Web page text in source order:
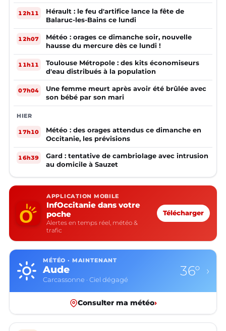
12h11
Hérault : le feu d'artifice lance la fête de
Balaruc-les-Bains ce lundi
12h07
Météo : orages ce dimanche soir, nouvelle
hausse du mercure dès ce lundi !
11h11
Toulouse Métropole : des kits économiseurs
d'eau distribués à la population
07h04
Une femme meurt après avoir été brûlée avec
son bébé par son mari
HIER
17h10
Météo : des orages attendus ce dimanche en
Occitanie, les prévisions
16h39
Gard : tentative de cambriolage avec intrusion
au domicile à Sauzet
APPLICATION MOBILE
InfOccitanie dans votre
poche
Alertes en temps réel, météo &
trafic
Télécharger
MÉTÉO · MAINTENANT
Aude
Carcassonne · Ciel dégagé
36° ›
Consulter ma météo›